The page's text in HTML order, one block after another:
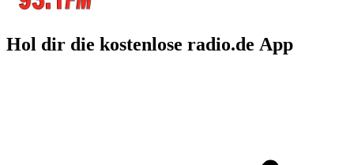
Hol dir die kostenlose radio.de App